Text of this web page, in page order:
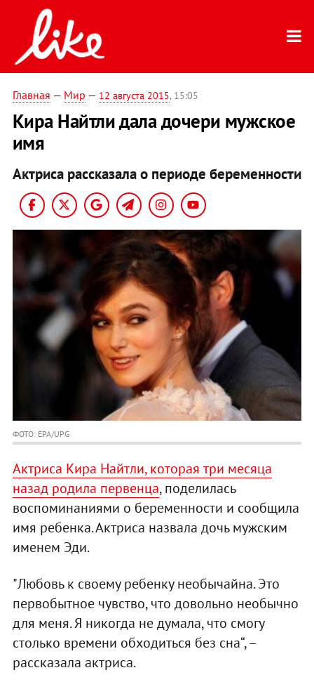
Главная — Мир — 12 августа 2015, 15:05
Кира Найтли дала дочери мужское
имя
Актриса рассказала о периоде беременности
ФОТО: EPA/UPG
Актриса Кира Найтли, которая три месяца
назад родила первенца, поделилась
воспоминаниями о беременности и сообщила
имя ребенка. Актриса назвала дочь мужским
именем Эди.
"Любовь к своему ребенку необычайна. Это
первобытное чувство, что довольно необычно
для меня. Я никогда не думала, что смогу
столько времени обходиться без сна“, –
рассказала актриса.